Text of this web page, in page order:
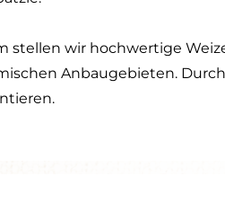
wir hochwertige
Anbaugebieten.
entscheidend
praxisnah, wie eine
und wie schon kleine